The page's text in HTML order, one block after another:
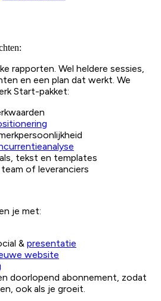
rapporten. Wel heldere sessies,
en een plan dat werkt. We
Start-pakket:
tekst en templates
of leveranciers
je met:
& presentatie
website
doorlopend abonnement, zodat
ook als je groeit.